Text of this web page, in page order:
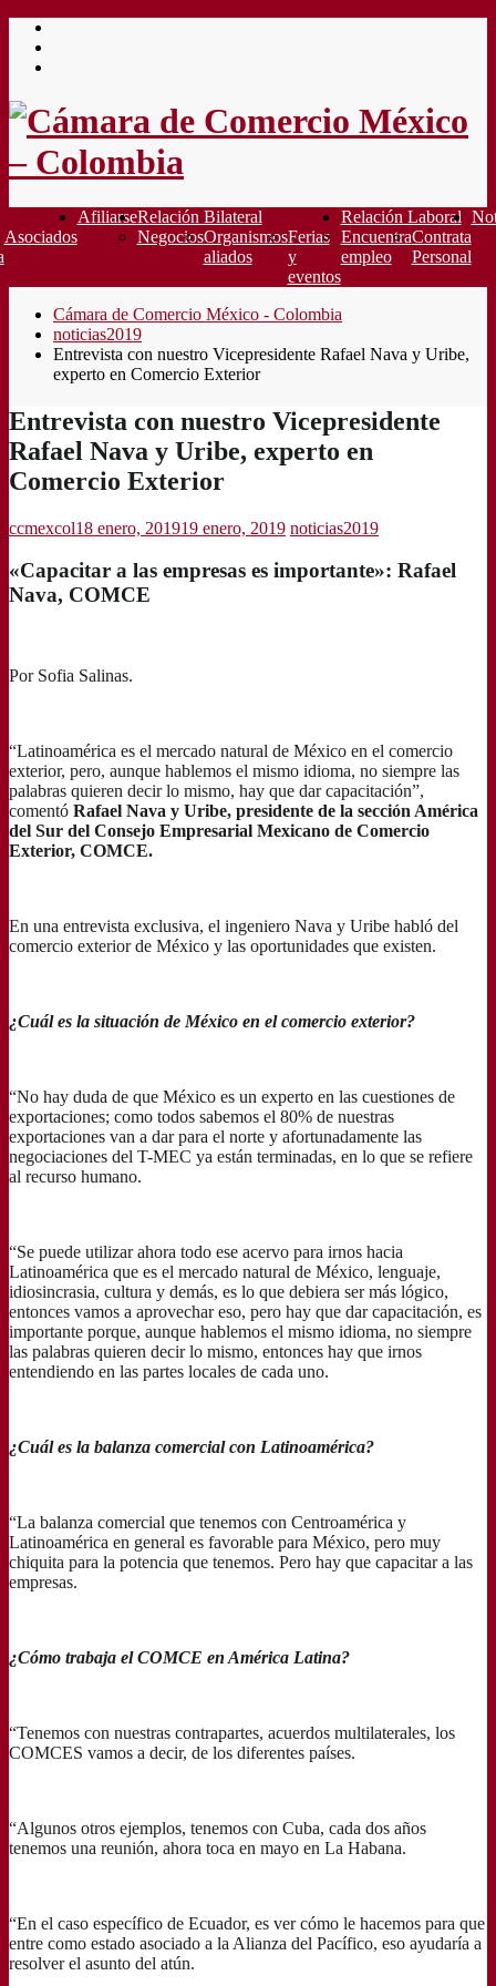
Saltar
contenido
Asociados
AfiliarseRelación Bilateral
NegociosOrganismos
aliados
Ferias
y
eventos
Relación Laboral
Encuentra
empleo
Contrata
Personal
Cámara de Comercio México - Colombia
noticias2019
Entrevista con nuestro Vicepresidente Rafael Nava y Uribe,
experto en Comercio Exterior
Entrevista con nuestro Vicepresidente
Rafael Nava y Uribe, experto en
Comercio Exterior
ccmexcol18 enero, 201919 enero, 2019 noticias2019
«Capacitar a las empresas es importante»: Rafael
Nava, COMCE
Por Sofia Salinas.
“Latinoamérica es el mercado natural de México en el comercio
exterior, pero, aunque hablemos el mismo idioma, no siempre las
palabras quieren decir lo mismo, hay que dar capacitación”,
comentó Rafael Nava y Uribe, presidente de la sección América
del Sur del Consejo Empresarial Mexicano de Comercio
Exterior, COMCE.
En una entrevista exclusiva, el ingeniero Nava y Uribe habló del
comercio exterior de México y las oportunidades que existen.
¿Cuál es la situación de México en el comercio exterior?
“No hay duda de que México es un experto en las cuestiones de
exportaciones; como todos sabemos el 80% de nuestras
exportaciones van a dar para el norte y afortunadamente las
negociaciones del T-MEC ya están terminadas, en lo que se refiere
al recurso humano.
“Se puede utilizar ahora todo ese acervo para irnos hacia
Latinoamérica que es el mercado natural de México, lenguaje,
idiosincrasia, cultura y demás, es lo que debiera ser más lógico,
entonces vamos a aprovechar eso, pero hay que dar capacitación, es
importante porque, aunque hablemos el mismo idioma, no siempre
las palabras quieren decir lo mismo, entonces hay que irnos
entendiendo en las partes locales de cada uno.
¿Cuál es la balanza comercial con Latinoamérica?
“La balanza comercial que tenemos con Centroamérica y
Latinoamérica en general es favorable para México, pero muy
chiquita para la potencia que tenemos. Pero hay que capacitar a las
empresas.
¿Cómo trabaja el COMCE en América Latina?
“Tenemos con nuestras contrapartes, acuerdos multilaterales, los
COMCES vamos a decir, de los diferentes países.
“Algunos otros ejemplos, tenemos con Cuba, cada dos años
tenemos una reunión, ahora toca en mayo en La Habana.
“En el caso específico de Ecuador, es ver cómo le hacemos para que
entre como estado asociado a la Alianza del Pacífico, eso ayudaría a
resolver el asunto del atún.